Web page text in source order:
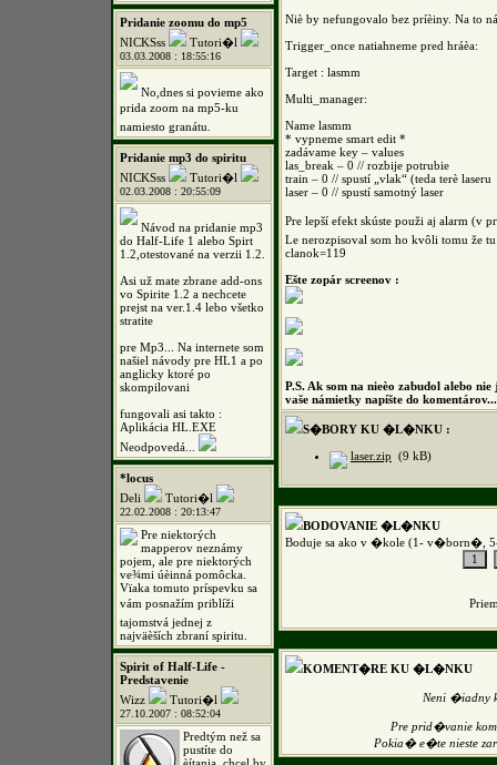
Pridanie zoomu do mp5
NICKSss
Tutori�l
03.03.2008 : 18:55:16
No,dnes si povieme ako
prida zoom na mp5-ku
namiesto granátu.
Pridanie mp3 do spiritu
NICKSss
Tutori�l
02.03.2008 : 20:55:09
Návod na pridanie mp3
do Half-Life 1 alebo Spirt
1.2,otestované na verzii 1.2.
Asi už mate zbrane add-ons
vo Spirite 1.2 a nechcete
prejst na ver.1.4 lebo všetko
stratite
pre Mp3... Na internete som
našiel návody pre HL1 a po
anglicky ktoré po
skompilovani
fungovali asi takto :
Aplikácia HL.EXE
Neodpovedá...
*locus
Deli
Tutori�l
22.02.2008 : 20:13:47
Pre niektorých
mapperov neznámy
pojem, ale pre niektorých
ve¾mi úèinná pomôcka.
Vïaka tomuto príspevku sa
vám posnažím priblíži
tajomstvá jednej z
najväèších zbraní spiritu.
Spirit of Half-Life -
Predstavenie
Wizz
Tutori�l
27.10.2007 : 08:52:04
Predtým než sa
pustíte do
Niè by nefungovalo bez príèiny. Na to
Trigger_once natiahneme pred hráèa:
Target : lasmm
Multi_manager:
Name lasmm
* vypneme smart edit *
zadávame key – values
las_break – 0 // rozbije potrubie
train – 0 // spustí „vlak“ (teda terè laseru
laser – 0 // spustí samotný laser
Pre lepší efekt skúste použi aj alarm (v
Le nerozpisoval som ho kvôli tomu že
clanok=119
Ešte zopár screenov :
P.S. Ak som na nieèo zabudol alebo
vaše námietky napíšte do komentárov...
S�BORY KU �L�NKU :
laser.zip (9 kB)
BODOVANIE �L�NKU
Boduje sa ako v �kole (1- v�born�,
KOMENT�RE KU �L�NKU
Neni �iadny
Pre prid�vanie
Pokia� e�te nieste